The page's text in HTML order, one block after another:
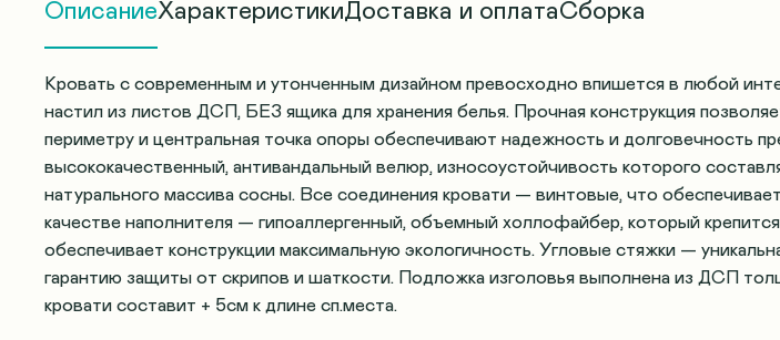
ОписаниеХарактеристикиДоставка и оплатаСборка
Кровать с современным и утонченным дизайном превосходно впишется в любой
настил из листов ДСП, БЕЗ ящика для хранения белья. Прочная конструкция
периметру и центральная точка опоры обеспечивают надежность и долговечность
высококачественный, антивандальный велюр, износоустойчивость которого
натурального массива сосны. Все соединения кровати — винтовые, что
качестве наполнителя — гипоаллергенный, объемный холлофайбер, который
обеспечивает конструкции максимальную экологичность. Угловые стяжки —
гарантию защиты от скрипов и шаткости. Подложка изголовья выполнена из ДСП
кровати составит + 5см к длине сп.места.